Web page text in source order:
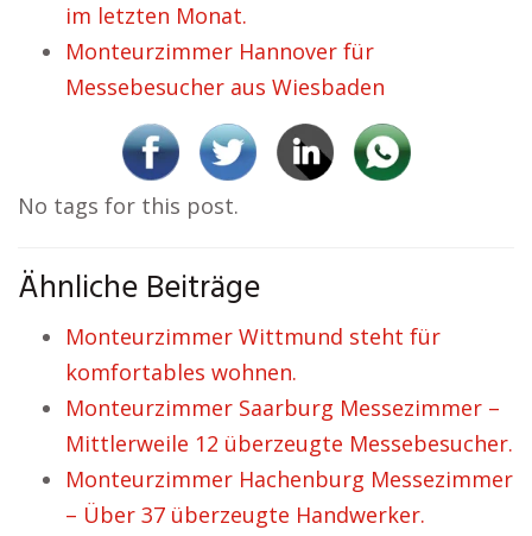
im letzten Monat.
Monteurzimmer Hannover für
Messebesucher aus Wiesbaden
No tags for this post.
Ähnliche Beiträge
Monteurzimmer Wittmund steht für
komfortables wohnen.
Monteurzimmer Saarburg Messezimmer –
Mittlerweile 12 überzeugte Messebesucher.
Monteurzimmer Hachenburg Messezimmer
– Über 37 überzeugte Handwerker.